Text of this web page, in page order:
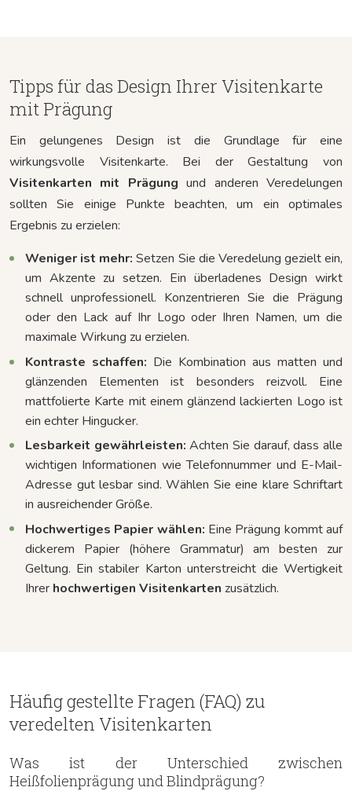
Tipps für das Design Ihrer Visitenkarte
mit Prägung
Ein gelungenes Design ist die Grundlage für eine
wirkungsvolle Visitenkarte. Bei der Gestaltung von
Visitenkarten mit Prägung und anderen Veredelungen
sollten Sie einige Punkte beachten, um ein optimales
Ergebnis zu erzielen:
Weniger ist mehr: Setzen Sie die Veredelung gezielt ein,
um Akzente zu setzen. Ein überladenes Design wirkt
schnell unprofessionell. Konzentrieren Sie die Prägung
oder den Lack auf Ihr Logo oder Ihren Namen, um die
maximale Wirkung zu erzielen.
Kontraste schaffen: Die Kombination aus matten und
glänzenden Elementen ist besonders reizvoll. Eine
mattfolierte Karte mit einem glänzend lackierten Logo ist
ein echter Hingucker.
Lesbarkeit gewährleisten: Achten Sie darauf, dass alle
wichtigen Informationen wie Telefonnummer und E-Mail-
Adresse gut lesbar sind. Wählen Sie eine klare Schriftart
in ausreichender Größe.
Hochwertiges Papier wählen: Eine Prägung kommt auf
dickerem Papier (höhere Grammatur) am besten zur
Geltung. Ein stabiler Karton unterstreicht die Wertigkeit
Ihrer hochwertigen Visitenkarten zusätzlich.
Häufig gestellte Fragen (FAQ) zu
veredelten Visitenkarten
Was ist der Unterschied zwischen
Heißfolienprägung und Blindprägung?